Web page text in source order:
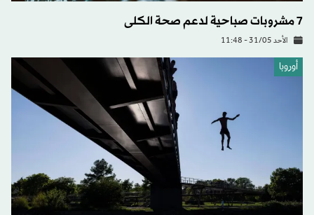
7 مشروبات صباحية لدعم صحة الكلى
الأحد 31/05 - 11:48
أوروبا